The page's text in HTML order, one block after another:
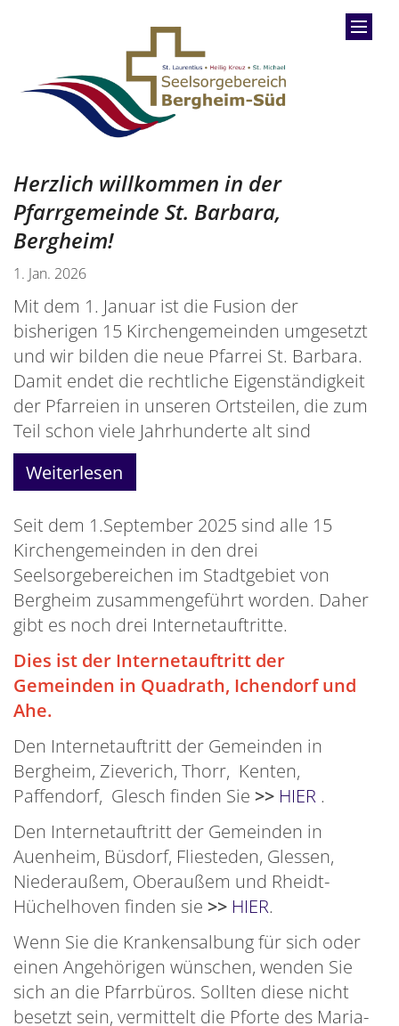
Herzlich willkommen in der
Pfarrgemeinde St. Barbara,
Bergheim!
1. Jan. 2026
Mit dem 1. Januar ist die Fusion der
bisherigen 15 Kirchengemeinden umgesetzt
und wir bilden die neue Pfarrei St. Barbara.
Damit endet die rechtliche Eigenständigkeit
der Pfarreien in unseren Ortsteilen, die zum
Teil schon viele Jahrhunderte alt sind
Weiterlesen
Seit dem 1.September 2025 sind alle 15
Kirchengemeinden in den drei
Seelsorgebereichen im Stadtgebiet von
Bergheim zusammengeführt worden. Daher
gibt es noch drei Internetauftritte.
Dies ist der Internetauftritt der
Gemeinden in Quadrath, Ichendorf und
Ahe.
Den Internetauftritt der Gemeinden in
Bergheim, Zieverich, Thorr, Kenten,
Paffendorf, Glesch finden Sie >> HIER .
Den Internetauftritt der Gemeinden in
Auenheim, Büsdorf, Fliesteden, Glessen,
Niederaußem, Oberaußem und Rheidt-
Hüchelhoven finden sie >> HIER.
Wenn Sie die Krankensalbung für sich oder
einen Angehörigen wünschen, wenden Sie
sich an die Pfarrbüros. Sollten diese nicht
besetzt sein, vermittelt die Pforte des Maria-